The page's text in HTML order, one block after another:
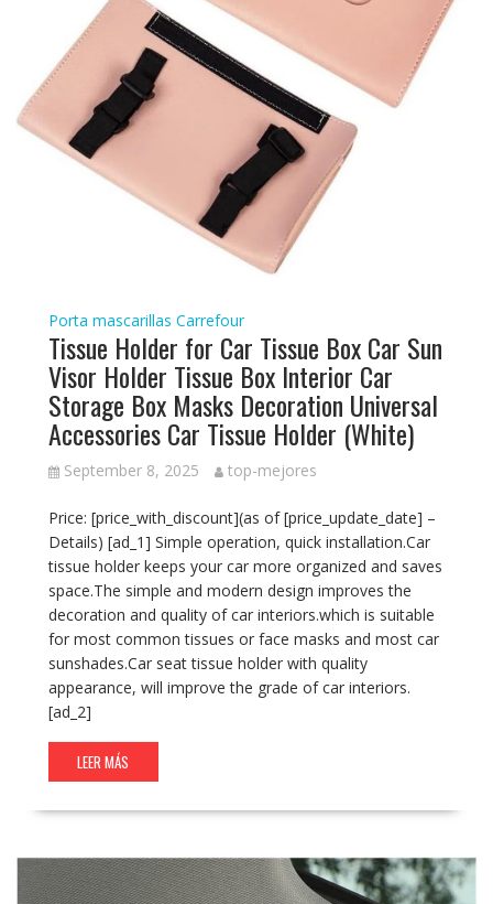
Porta mascarillas Carrefour
Tissue Holder for Car Tissue Box Car Sun
Visor Holder Tissue Box Interior Car
Storage Box Masks Decoration Universal
Accessories Car Tissue Holder (White)
September 8, 2025 top-mejores
Price: [price_with_discount](as of [price_update_date] –
Details) [ad_1] Simple operation, quick installation.Car
tissue holder keeps your car more organized and saves
space.The simple and modern design improves the
decoration and quality of car interiors.which is suitable
for most common tissues or face masks and most car
sunshades.Car seat tissue holder with quality
appearance, will improve the grade of car interiors.
[ad_2]
LEER MÁS